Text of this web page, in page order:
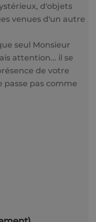
d'objets
venues d'un autre
seul Monsieur
attention... il se
de votre
passe pas comme